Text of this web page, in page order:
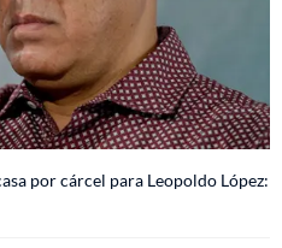
por cárcel para Leopoldo López: